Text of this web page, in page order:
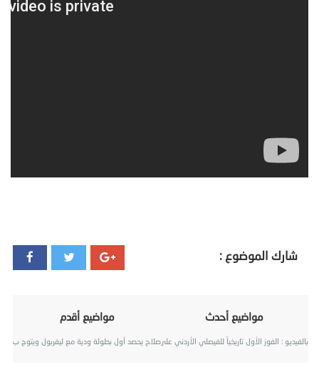
شارك الموضوع :
مواضيع أحدث
بالفيديو : الفوز الأول تاريخياً للفيصلي الأردني على الأهلي المصري
مواضيع أقدم
صلاح يحصد أول بطولة ودية مع ليفربول ويتوج ب